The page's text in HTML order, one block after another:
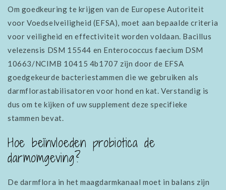
Om goedkeuring te krijgen van de Europese Autoriteit
voor Voedselveiligheid (EFSA), moet aan bepaalde criteria
voor veiligheid en effectiviteit worden voldaan. Bacillus
velezensis DSM 15544 en Enterococcus faecium DSM
10663/NCIMB 10415 4b1707 zijn door de EFSA
goedgekeurde bacteriestammen die we gebruiken als
darmflorastabilisatoren voor hond en kat. Verstandig is
dus om te kijken of uw supplement deze specifieke
stammen bevat.
Hoe beïnvloeden probiotica de
darmomgeving?
De darmflora in het maagdarmkanaal moet in balans zijn